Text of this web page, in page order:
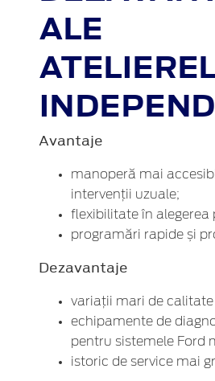
ALE
Avantaje
manoperă mai
intervenții uzuale;
flexibilitate în alegerea
programări rapide și
Dezavantaje
variații mari de calitate
echipamente de
pentru sistemele Ford
istoric de service mai